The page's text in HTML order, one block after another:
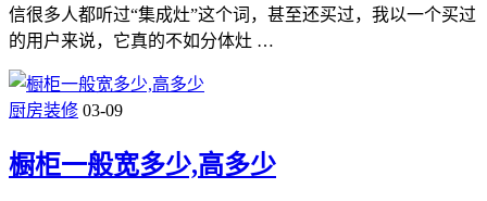
信很多人都听过“集成灶”这个词，甚至还买过，我以一个买过
的用户来说，它真的不如分体灶 …
厨房装修 03-09
橱柜一般宽多少,高多少